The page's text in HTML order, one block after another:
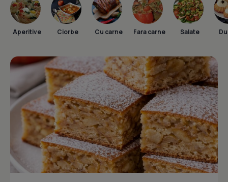
Aperitive Ciorbe Cu carne Fara carne Salate